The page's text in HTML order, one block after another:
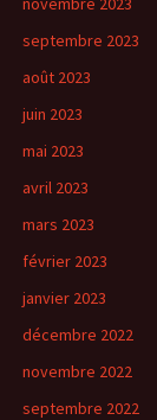
septembre 2023
août 2023
juin 2023
mai 2023
avril 2023
mars 2023
février 2023
janvier 2023
décembre 2022
novembre 2022
septembre 2022